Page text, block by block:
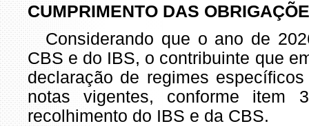
CUMPRIMENTO DAS
Considerando que o ano de
CBS e do IBS, o contribuinte que
declaração de regimes
notas vigentes, conforme item
recolhimento do IBS e da CBS.